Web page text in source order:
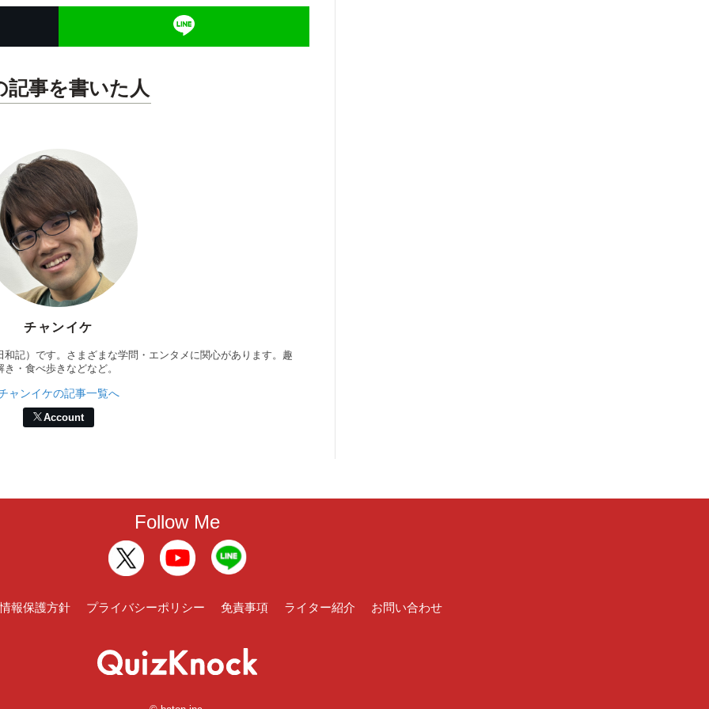
記事を書いた人
チャンイケ
記）です。さまざまな学問・エンタメに関心があります。趣
・食べ歩きなどなど。
ャンイケの記事一覧へ
Account
Follow Me
報保護方針 プライバシーポリシー 免責事項 ライター紹介 お問い合わせ